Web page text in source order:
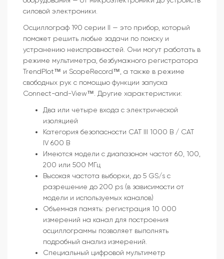
силовой электроники.
Осциллограф 190 серии II — это прибор, который
поможет решить любые задачи по поиску и
устранению неисправностей. Они могут работать в
режиме мультиметра, безбумажного регистратора
TrendPlot™ и ScopeRecord™, а также в режиме
свободных рук с помощью функции запуска
Connect-and-View™. Другие характеристики:
Два или четыре входа с электрической
изоляцией
Категория безопасности CAT III 1000 В / CAT
IV 600 В
Имеются модели с диапазоном частот 60, 100,
200 или 500 МГц
Высокая частота выборки, до 5 GS/s с
разрешение до 200 ps (в зависимости от
модели и используемых каналов)
Объемная память: регистрация 10 000
измерений на канал для построения
осциллограммы позволяет выполнять
подробный анализ измерений.
Специальный цифровой мультиметр